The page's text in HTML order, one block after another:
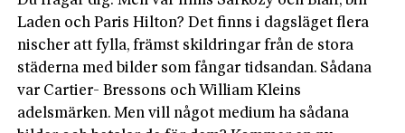
Laden och Paris Hilton? Det finns i dagsläget flera
nischer att fylla, främst skildringar från de stora
städerna med bilder som fångar tidsandan. Sådana
var Cartier- Bressons och William Kleins
adelsmärken. Men vill något medium ha sådana